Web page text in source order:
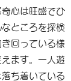
心は旺盛でひ
ところを探検
回っている様
ます。一人遊
ち着いている